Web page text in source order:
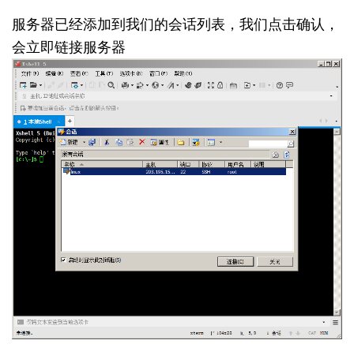
服务器已经添加到我们的会话列表，我们点击确认，
会立即链接服务器